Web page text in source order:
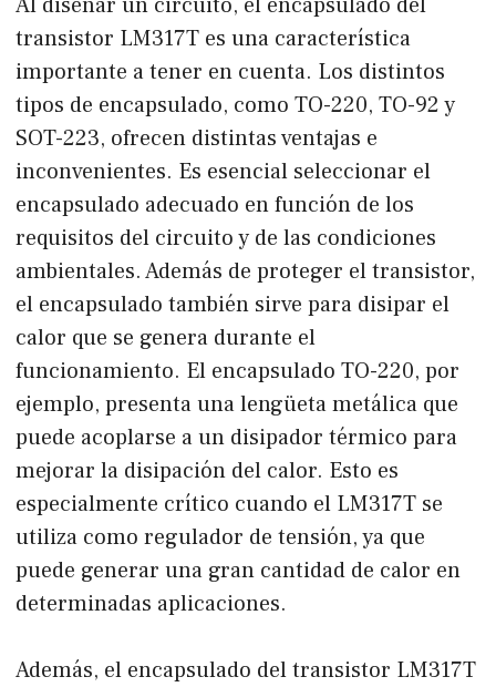
transistor LM317T es una característica
importante a tener en cuenta. Los distintos
tipos de encapsulado, como TO-220, TO-92 y
SOT-223, ofrecen distintas ventajas e
inconvenientes. Es esencial seleccionar el
encapsulado adecuado en función de los
requisitos del circuito y de las condiciones
ambientales. Además de proteger el transistor,
el encapsulado también sirve para disipar el
calor que se genera durante el
funcionamiento. El encapsulado TO-220, por
ejemplo, presenta una lengüeta metálica que
puede acoplarse a un disipador térmico para
mejorar la disipación del calor. Esto es
especialmente crítico cuando el LM317T se
utiliza como regulador de tensión, ya que
puede generar una gran cantidad de calor en
determinadas aplicaciones.
Además, el encapsulado del transistor LM317T